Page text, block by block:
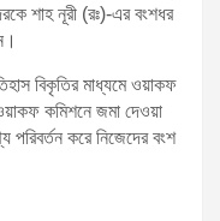
শাহ নূরী (রঃ)-এর বংশধর
বিকৃতির মাধ্যমে ওয়াকফ
কমিশনে জমা দেওয়া
পরিবর্তন করে নিজেদের বংশ